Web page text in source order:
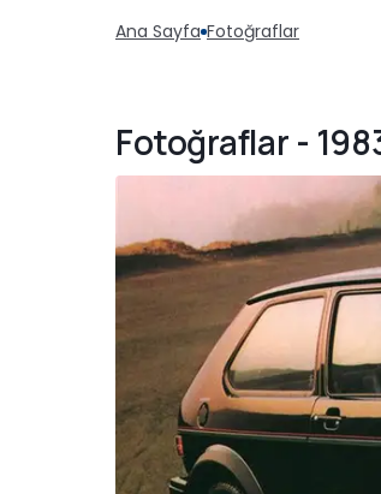
Ana Sayfa Fotoğraflar
Fotoğraflar -